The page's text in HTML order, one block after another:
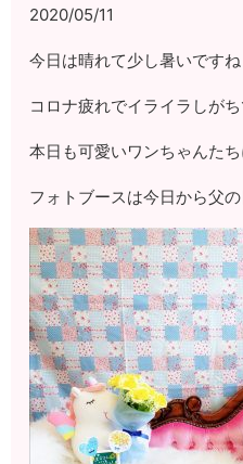
2020/05/11
今日は晴れて少し暑いですね
コロナ疲れでイライラしが
本日も可愛いワンちゃんた
フォトブースは今日から父